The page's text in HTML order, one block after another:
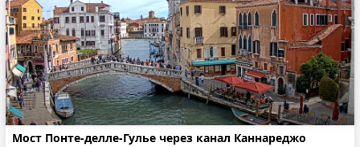
Мост Понте-делле-Гулье через канал Каннареджо